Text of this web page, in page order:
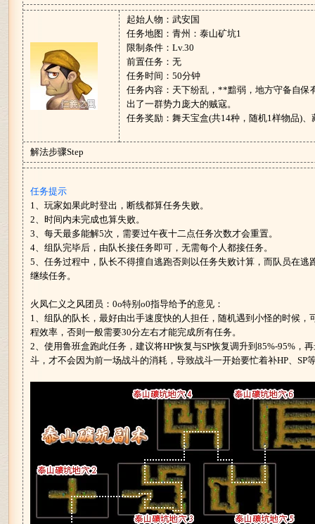
起始人物：武安国
任务地图：青州：泰山矿坑1
限制条件：Lv.30
前置任务：无
任务时间：50分钟
任务内容：天下纷乱，**黯弱，地方守备自保
出了一群势力庞大的贼寇。
任务奖励：舞天宝盒(共14种，随机1样物品)
解法步骤Step
任务提示
1、玩家如果此时登出，断线都算任务失败。
2、时间内未完成也算失败。
3、每天最多能解5次，需要过午夜十二点任务次数才会重置。
4、组队完毕后，由队长接任务即可，无需每个人都接任务。
5、任务过程中，队长不得擅自逃跑否则以任务失败计算，而队员在逃
继续任务。
火凤仁义之风团员：0o特别o0指导给予的意见：
1、组队的队长，最好由出手速度快的人担任，随机遇到小怪的时候，
程效率，否则一般需要30分左右才能完成所有任务。
2、使用鲁班盒跑此任务，建议将HP恢复与SP恢复调升到85%-95%，
斗，才不会因为前一场战斗的消耗，导致战斗一开始要忙着补HP、SP